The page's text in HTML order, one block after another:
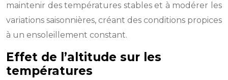
maintenir des températures stables et à modérer les
variations saisonnières, créant des conditions propices
à un ensoleillement constant.
Effet de l’altitude sur les
températures